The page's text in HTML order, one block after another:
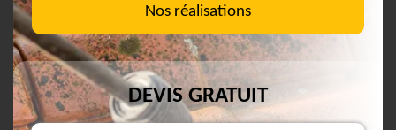
Nos réalisations
DEVIS GRATUIT